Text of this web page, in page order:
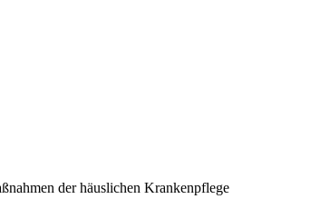
der häuslichen Krankenpflege